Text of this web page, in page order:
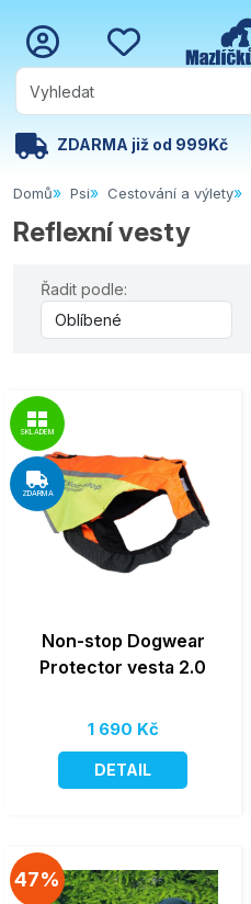
ZDARMA již od 999Kč
Domů Psi Cestování a výlety
Reflexní vesty
Řadit podle:
SKLADEM
ZDARMA
Non-stop Dogwear
Protector vesta 2.0
1 690 Kč
DETAIL
47%